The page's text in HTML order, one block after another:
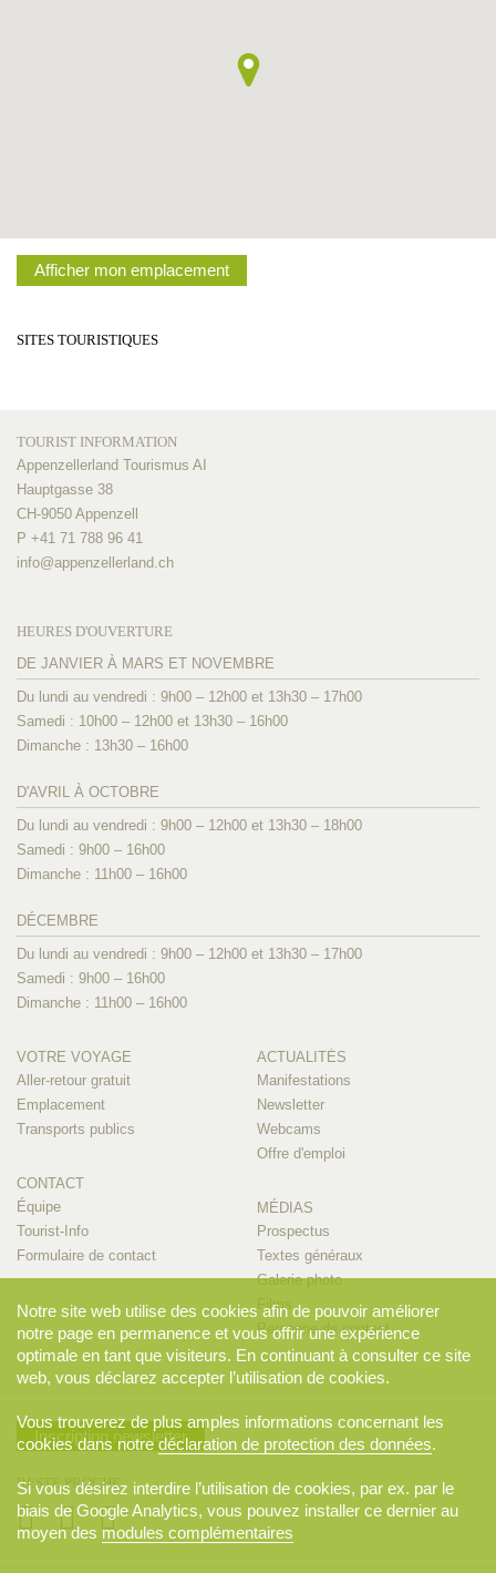
Afficher mon emplacement
SITES TOURISTIQUES
TOURIST INFORMATION
Appenzellerland Tourismus AI
Hauptgasse 38
CH-9050 Appenzell
P +41 71 788 96 41
info@appenzellerland.ch
HEURES D'OUVERTURE
DE JANVIER À MARS ET NOVEMBRE
Du lundi au vendredi : 9h00 – 12h00 et 13h30 – 17h00
Samedi : 10h00 – 12h00 et 13h30 – 16h00
Dimanche : 13h30 – 16h00
D'AVRIL À OCTOBRE
Du lundi au vendredi : 9h00 – 12h00 et 13h30 – 18h00
Samedi : 9h00 – 16h00
Dimanche : 11h00 – 16h00
DÉCEMBRE
Du lundi au vendredi : 9h00 – 12h00 et 13h30 – 17h00
Samedi : 9h00 – 16h00
Dimanche : 11h00 – 16h00
VOTRE VOYAGE
Aller-retour gratuit
Emplacement
Transports publics
CONTACT
Équipe
Tourist-Info
Formulaire de contact
ACTUALITÉS
Manifestations
Newsletter
Webcams
Offre d'emploi
MÉDIAS
Prospectus
Textes généraux
Galerie photo
Films
Personne de contact
Inscription newsletter
RESTE PROCHE
Notre site web utilise des cookies afin de pouvoir améliorer
notre page en permanence et vous offrir une expérience
optimale en tant que visiteurs. En continuant à consulter ce site
web, vous déclarez accepter l’utilisation de cookies.
Vous trouverez de plus amples informations concernant les
cookies dans notredéclaration de protection des données.
Si vous désirez interdire l’utilisation de cookies, par ex. par le
biais de Google Analytics, vous pouvez installer ce dernier au
moyen des modules complémentaires